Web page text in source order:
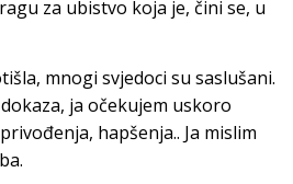
za ubistvo koja je, čini se, u
mnogi svjedoci su saslušani.
ja očekujem uskoro
hapšenja.. Ja mislim